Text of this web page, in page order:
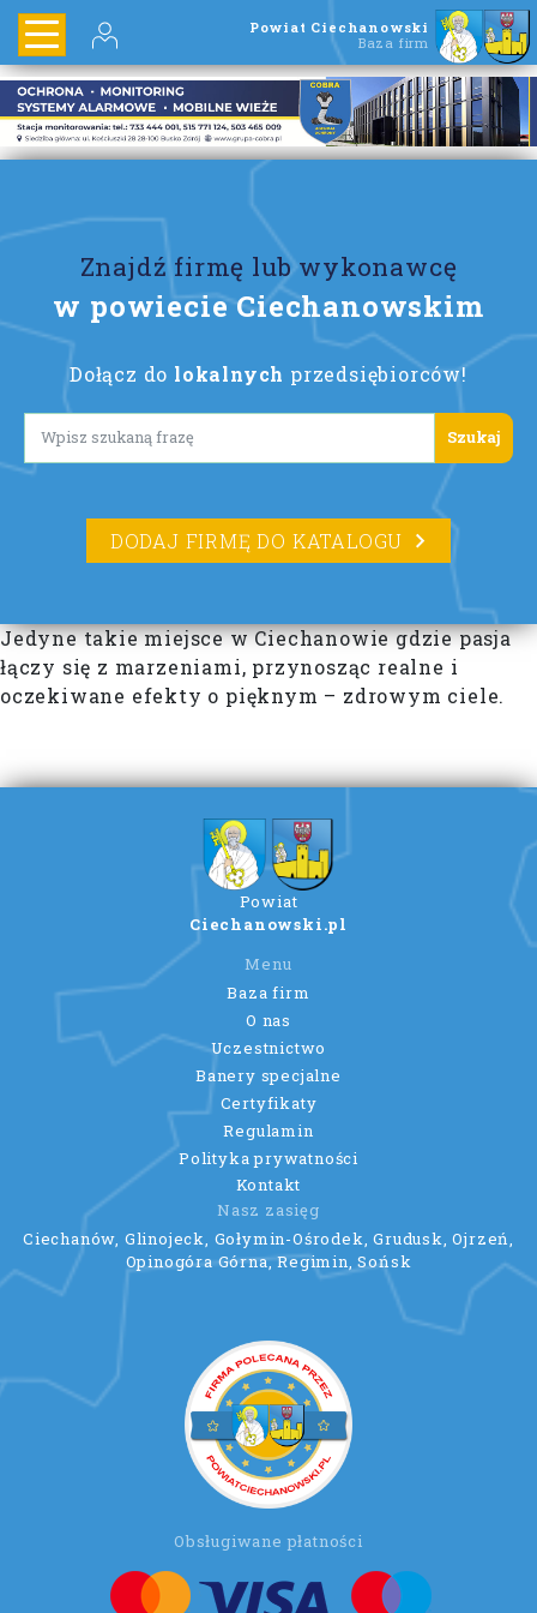
Powiat Ciechanowski
Baza firm
Znajdź firmę lub wykonawcę
w powiecie Ciechanowskim
Dołącz do lokalnych przedsiębiorców!
Lorem ipsum
DODAJ FIRMĘ DO KATALOGU
Jedyne takie miejsce w Ciechanowie gdzie pasja
łączy się z marzeniami, przynosząc realne i
oczekiwane efekty o pięknym – zdrowym ciele.
Powiat
Ciechanowski.pl
Menu
Baza firm
O nas
Uczestnictwo
Banery specjalne
Certyfikaty
Regulamin
Polityka prywatności
Kontakt
Nasz zasięg
Ciechanów, Glinojeck, Gołymin-Ośrodek, Grudusk, Ojrzeń,
Opinogóra Górna, Regimin, Sońsk
Obsługiwane płatności